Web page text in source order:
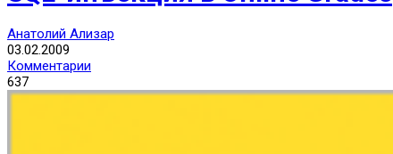
Анатолий Ализар
03.02.2009
Комментарии
637